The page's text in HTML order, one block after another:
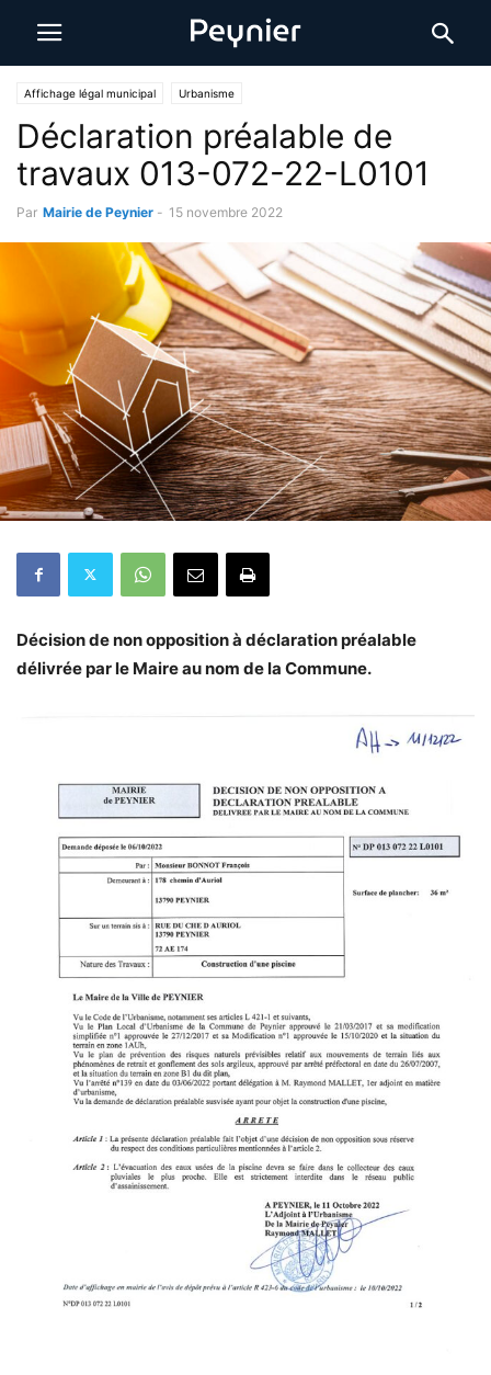
Affichage légal municipal Urbanisme
Déclaration préalable de
travaux 013-072-22-L0101
Par Mairie de Peynier - 15 novembre 2022
Décision de non opposition à déclaration préalable
délivrée par le Maire au nom de la Commune.